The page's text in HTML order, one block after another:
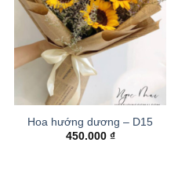
Hoa hướng dương – D15
450.000 ₫